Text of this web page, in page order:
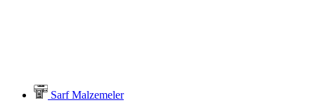
Sarf Malzemeler